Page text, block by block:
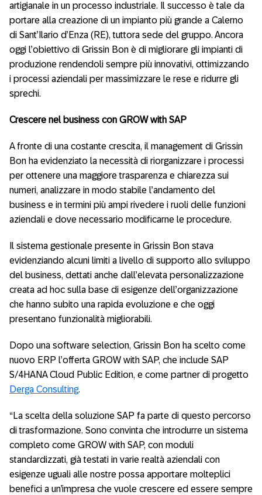
artigianale in un processo industriale. Il successo è tale da
portare alla creazione di un impianto più grande a Calerno
di Sant’Ilario d’Enza (RE), tuttora sede del gruppo. Ancora
oggi l’obiettivo di Grissin Bon è di migliorare gli impianti di
produzione rendendoli sempre più innovativi, ottimizzando
i processi aziendali per massimizzare le rese e ridurre gli
sprechi.
Crescere nel business con GROW with SAP
A fronte di una costante crescita, il management di Grissin
Bon ha evidenziato la necessità di riorganizzare i processi
per ottenere una maggiore trasparenza e chiarezza sui
numeri, analizzare in modo stabile l’andamento del
business e in termini più ampi rivedere i ruoli delle funzioni
aziendali e dove necessario modificarne le procedure.
Il sistema gestionale presente in Grissin Bon stava
evidenziando alcuni limiti a livello di supporto allo sviluppo
del business, dettati anche dall’elevata personalizzazione
creata ad hoc sulla base di esigenze dell’organizzazione
che hanno subito una rapida evoluzione e che oggi
presentano funzionalità migliorabili.
Dopo una software selection, Grissin Bon ha scelto come
nuovo ERP l’offerta GROW with SAP, che include SAP
S/4HANA Cloud Public Edition, e come partner di progetto
Derga Consulting.
“La scelta della soluzione SAP fa parte di questo percorso
di trasformazione. Sono convinta che introdurre un sistema
completo come GROW with SAP, con moduli
standardizzati, già testati in varie realtà aziendali con
esigenze uguali alle nostre possa apportare molteplici
benefici a un’impresa che vuole crescere ed essere sempre